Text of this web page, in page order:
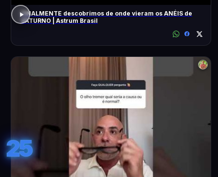
FINALMENTE descobrimos de onde vieram os ANÉIS de
SATURNO | Astrum Brasil
25